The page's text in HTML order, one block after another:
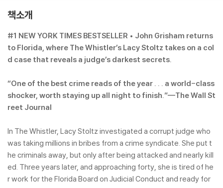
책소개
#1 NEW YORK TIMES BESTSELLER • John Grisham returns
to Florida, where The Whistler’s Lacy Stoltz takes on a col
d case that reveals a judge’s darkest secrets.
“One of the best crime reads of the year . . . a world-class
shocker, worth staying up all night to finish.”—The Wall St
reet Journal
In The Whistler, Lacy Stoltz investigated a corrupt judge who
was taking millions in bribes from a crime syndicate. She put t
he criminals away, but only after being attacked and nearly kill
ed. Three years later, and approaching forty, she is tired of he
r work for the Florida Board on Judicial Conduct and ready for